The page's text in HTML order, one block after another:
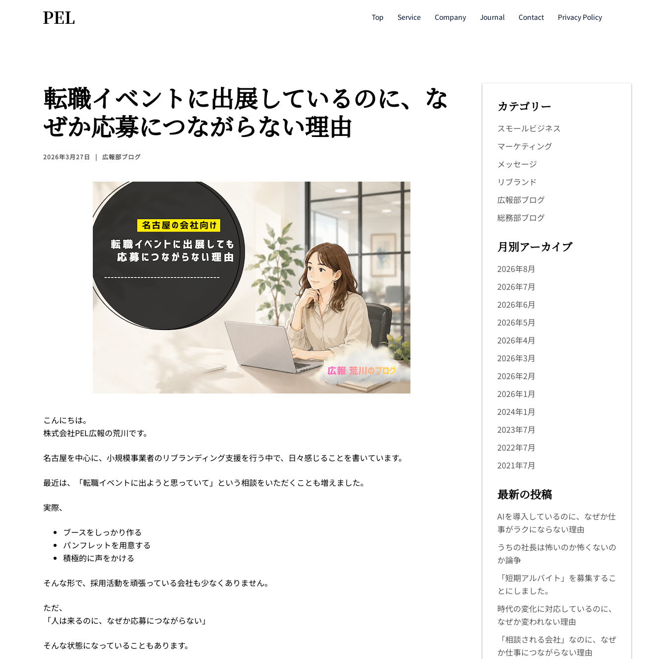
Top Service Company Journal Contact Privacy Policy
転職イベントに出展しているのに、な
ぜか応募につながらない理由
2026年3月27日 広報部ブログ
こんにちは。
株式会社PEL広報の荒川です。
名古屋を中心に、小規模事業者のリブランディング支援を行う中で、日々感じることを書いています。
最近は、「転職イベントに出ようと思っていて」という相談をいただくことも増えました。
実際、
ブースをしっかり作る
パンフレットを用意する
積極的に声をかける
そんな形で、採用活動を頑張っている会社も少なくありません。
ただ、
「人は来るのに、なぜか応募につながらない」
そんな状態になっていることもあります。
カテゴリー
スモールビジネス
マーケティング
メッセージ
リブランド
広報部ブログ
総務部ブログ
月別アーカイブ
2026年8月
2026年7月
2026年6月
2026年5月
2026年4月
2026年3月
2026年2月
2026年1月
2024年1月
2023年7月
2022年7月
2021年7月
最新の投稿
AIを導入しているのに、なぜか仕
事がラクにならない理由
うちの社長は怖いのか怖くないの
か論争
「短期アルバイト」を募集するこ
とにしました。
時代の変化に対応しているのに、
なぜか変われない理由
「相談される会社」なのに、なぜ
か仕事につながらない理由